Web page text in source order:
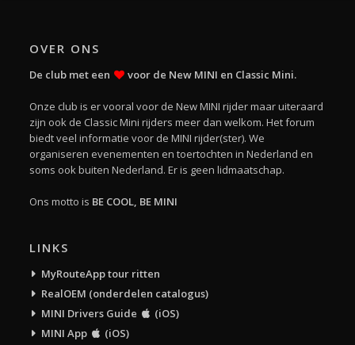
OVER ONS
De club met een voor de New MINI en Classic Mini.
Onze club is er vooral voor de New MINI rijder maar uiteraard
zijn ook de Classic Mini rijders meer dan welkom. Het forum
biedt veel informatie voor de MINI rijder(ster). We
organiseren evenementen en toertochten in Nederland en
soms ook buiten Nederland. Er is geen lidmaatschap.
Ons motto is BE COOL, BE MINI
LINKS
MyRouteApp tour ritten
RealOEM (onderdelen catalogus)
MINI Drivers Guide
(iOS)
MINI App
(iOS)